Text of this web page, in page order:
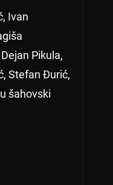
Ivan
Pikula,
Stefan Đurić,
šahovski